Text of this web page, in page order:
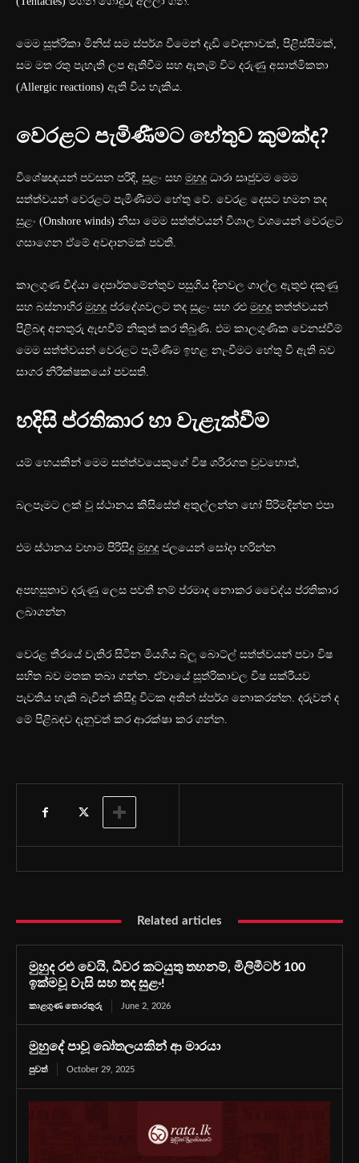
මෙම සූත්රිකා මිනිස් සම ස්පර්ශ වීමෙන් දැඩි වේදනාවක්, පිළිස්සීමක්,
සම මත රතු පැහැති ලප ඇතිවීම සහ ඇතැම් විට දරුණු අසාත්මිකතා
(Allergic reactions) ඇති විය හැකිය.
වෙරළට පැමිණීමට හේතුව කුමක්ද?
විශේෂඥයන් පවසන පරිදි, සුළං සහ මුහුදු ධාරා සෘජුවම මෙම
සත්ත්වයන් වෙරළට පැමිණීමට හේතු වේ. වෙරළ දෙසට හමන තද
සුළං (Onshore winds) නිසා මෙම සත්ත්වයන් විශාල වශයෙන් වෙරළට
ගසාගෙන ඒමේ අවදානමක් පවතී.
කාලගුණ විද්යා දෙපාර්තමේන්තුව පසුගිය දිනවල ගාල්ල ඇතුළු දකුණු
සහ බස්නාහිර මුහුදු ප්රදේශවලට තද සුළං සහ රළු මුහුදු තත්ත්වයන්
පිළිබඳ අනතුරු ඇඟවීම් නිකුත් කර තිබුණි. එම කාලගුණික වෙනස්වීම්
මෙම සත්ත්වයන් වෙරළට පැමිණීම ඉහළ නැංවීමට හේතු වී ඇති බව
සාගර නිරීක්ෂකයෝ පවසති.
හදිසි ප්රතිකාර හා වැළැක්වීම
යම් හෙයකින් මෙම සත්ත්වයෙකුගේ විෂ ශරීරගත වුවහොත්,
බලපෑමට ලක් වූ ස්ථානය කිසිසේත් අතුල්ලන්න හෝ පිරිමදින්න එපා
එම ස්ථානය වහාම පිරිසිදු මුහුදු ජලයෙන් සෝදා හරින්න
අපහසුතාව දරුණු ලෙස පවතී නම් ප්රමාද නොකර වෛද්ය ප්රතිකාර
ලබාගන්න
වෙරළ තීරයේ වැතිර සිටින මියගිය බ්ලූ බොට්ල් සත්ත්වයන් පවා විෂ
සහිත බව මතක තබා ගන්න. ඒවායේ සූත්රිකාවල විෂ සක්රීයව
පැවතිය හැකි බැවින් කිසිදු විටක අතින් ස්පර්ශ නොකරන්න. දරුවන් ද
මේ පිළිබඳව දැනුවත් කර ආරක්ෂා කර ගන්න.
Related articles
මුහුද රළු වෙයි, ධීවර කටයුතු තහනම්, මිලිමීටර් 100
ඉක්මවූ වැසි සහ තද සුළං!
කාළගුණ තොරතුරු June 2, 2026
මුහුදේ පාවූ බෝතලයකින් ආ මාරයා
පුවත් October 29, 2025